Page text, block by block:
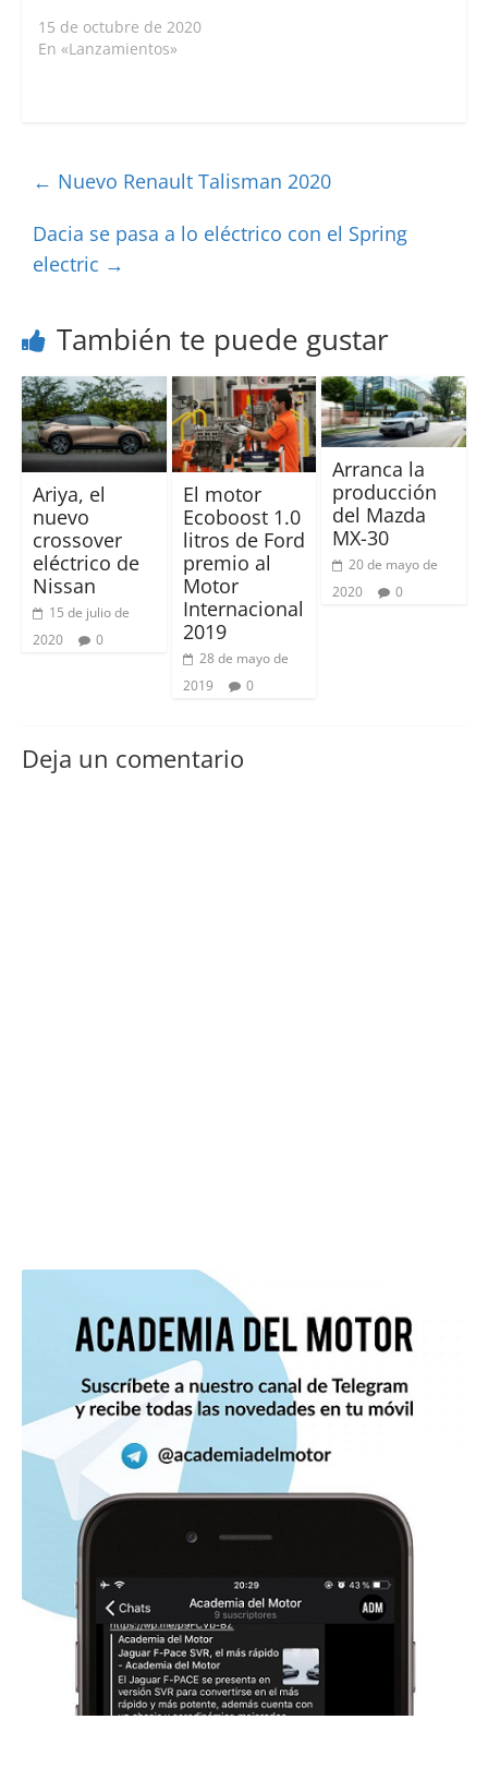
15 de octubre de 2020
En «Lanzamientos»
← Nuevo Renault Talisman 2020
Dacia se pasa a lo eléctrico con el Spring
electric →
También te puede gustar
Ariya, el
nuevo
crossover
eléctrico de
Nissan
15 de julio de
2020
0
El motor
Ecoboost 1.0
litros de Ford
premio al
Motor
Internacional
2019
28 de mayo de
2019
0
Arranca la
producción
del Mazda
MX-30
20 de mayo de
2020
0
Deja un comentario